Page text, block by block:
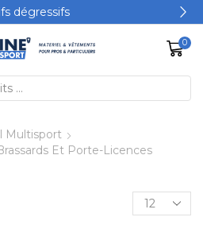
dégressifs
0
Multisport
Et Porte-Licences